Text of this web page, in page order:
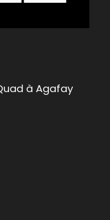
à Agafay